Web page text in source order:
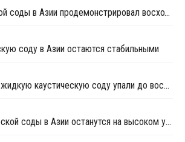
Рынок каустической соды в Азии продемонстрировал восходящий тренд в середине мая
соду в Азии остаются стабильными
Cпотовые цены на жидкую каустическую соду упали до восьминедельного минимума в Азии
Поставки каустической соды в Азии останутся на высоком уровне